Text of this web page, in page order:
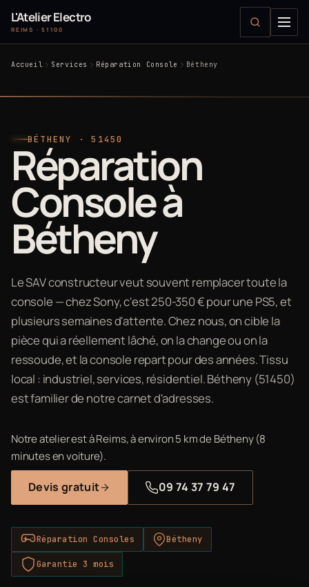
L'Atelier Electro
REIMS · 51100
Accueil Services Réparation Console Bétheny
BÉTHENY · 51450
Réparation
Console à
Bétheny
Le SAV constructeur veut souvent remplacer toute la
console — chez Sony, c'est 250-350 € pour une PS5, et
plusieurs semaines d'attente. Chez nous, on cible la
pièce qui a réellement lâché, on la change ou on la
ressoude, et la console repart pour des années. Tissu
local : industriel, services, résidentiel. Bétheny (51450)
est familier de notre carnet d'adresses.
Notre atelier est à Reims, à environ 5 km de Bétheny (8
minutes en voiture).
Devis gratuit 09 74 37 79 47
Réparation Consoles Bétheny
Garantie 3 mois